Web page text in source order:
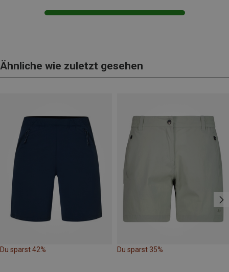
Ähnliche wie zuletzt gesehen
Du sparst 42% Du sparst 35%